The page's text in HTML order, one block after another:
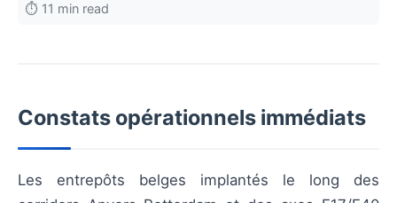
⏱️ 11 min read
Constats opérationnels immédiats
Les entrepôts belges implantés le long des